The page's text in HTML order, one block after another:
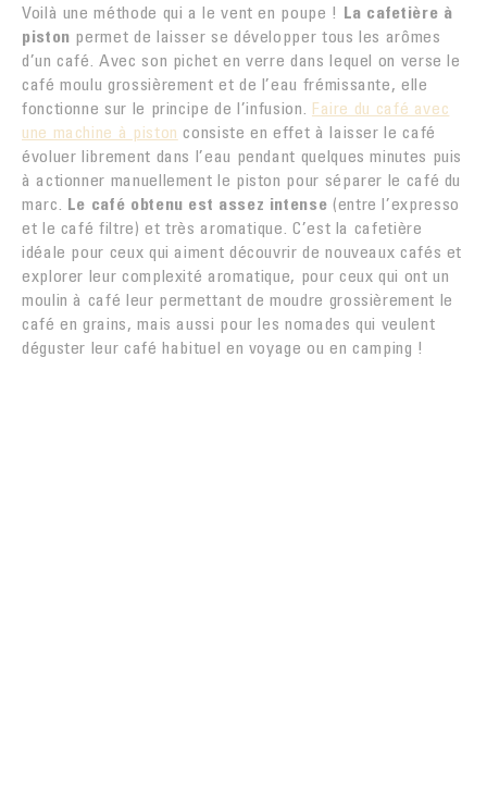
Voilà une méthode qui a le vent en poupe ! La cafetière à
piston permet de laisser se développer tous les arômes
d’un café. Avec son pichet en verre dans lequel on verse le
café moulu grossièrement et de l’eau frémissante, elle
fonctionne sur le principe de l’infusion. Faire du café avec
une machine à piston consiste en effet à laisser le café
évoluer librement dans l’eau pendant quelques minutes puis
à actionner manuellement le piston pour séparer le café du
marc. Le café obtenu est assez intense (entre l’expresso
et le café filtre) et très aromatique. C’est la cafetière
idéale pour ceux qui aiment découvrir de nouveaux cafés et
explorer leur complexité aromatique, pour ceux qui ont un
moulin à café leur permettant de moudre grossièrement le
café en grains, mais aussi pour les nomades qui veulent
déguster leur café habituel en voyage ou en camping !